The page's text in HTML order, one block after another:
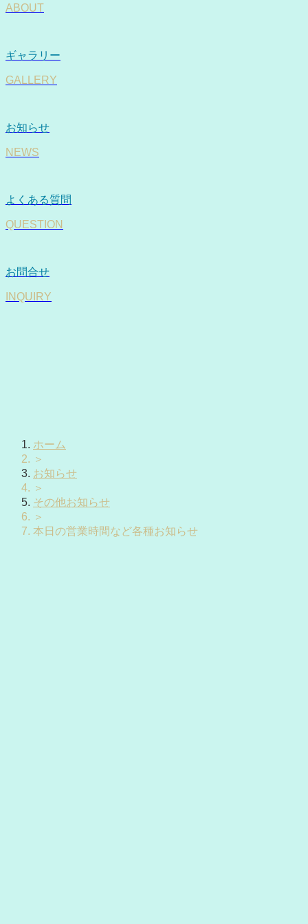
ABOUT
ギャラリー
GALLERY
お知らせ
NEWS
よくある質問
QUESTION
お問合せ
INQUIRY
ホーム
＞
お知らせ
＞
その他お知らせ
＞
本日の営業時間など各種お知らせ